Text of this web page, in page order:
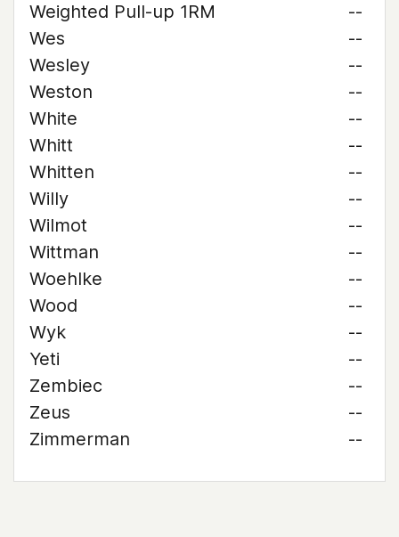
Weighted Pull-up 1RM
--
Wes
--
Wesley
--
Weston
--
White
--
Whitt
--
Whitten
--
Willy
--
Wilmot
--
Wittman
--
Woehlke
--
Wood
--
Wyk
--
Yeti
--
Zembiec
--
Zeus
--
Zimmerman
--